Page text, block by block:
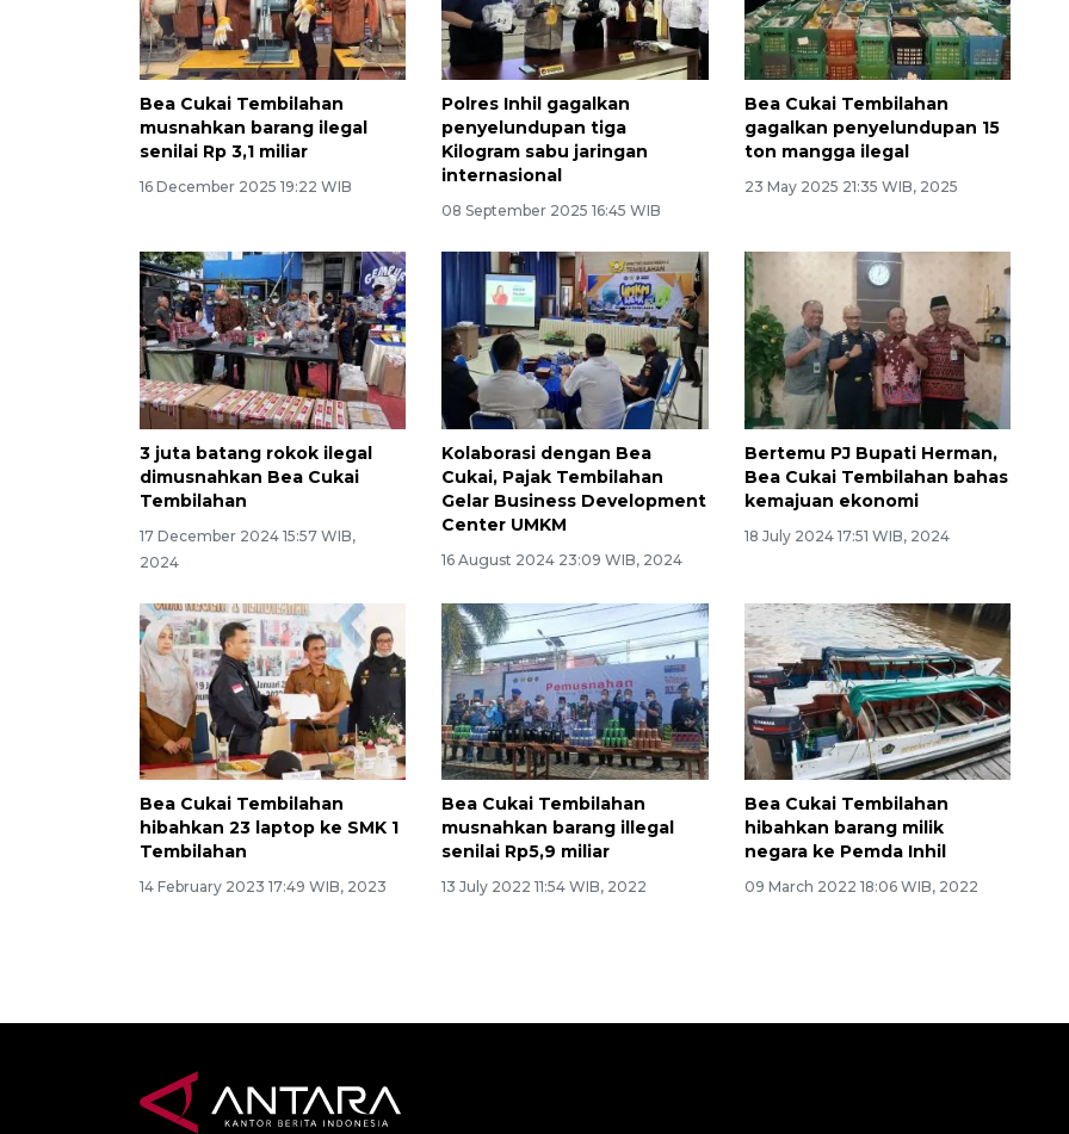
Bea Cukai Tembilahan
musnahkan barang ilegal
senilai Rp 3,1 miliar
16 December 2025 19:22 WIB
Polres Inhil gagalkan
penyelundupan tiga
Kilogram sabu jaringan
internasional
08 September 2025 16:45 WIB
Bea Cukai Tembilahan
gagalkan penyelundupan 15
ton mangga ilegal
23 May 2025 21:35 WIB, 2025
3 juta batang rokok ilegal
dimusnahkan Bea Cukai
Tembilahan
17 December 2024 15:57 WIB,
2024
Kolaborasi dengan Bea
Cukai, Pajak Tembilahan
Gelar Business Development
Center UMKM
16 August 2024 23:09 WIB, 2024
Bertemu PJ Bupati Herman,
Bea Cukai Tembilahan bahas
kemajuan ekonomi
18 July 2024 17:51 WIB, 2024
Bea Cukai Tembilahan
hibahkan 23 laptop ke SMK 1
Tembilahan
14 February 2023 17:49 WIB, 2023
Bea Cukai Tembilahan
musnahkan barang illegal
senilai Rp5,9 miliar
13 July 2022 11:54 WIB, 2022
Bea Cukai Tembilahan
hibahkan barang milik
negara ke Pemda Inhil
09 March 2022 18:06 WIB, 2022